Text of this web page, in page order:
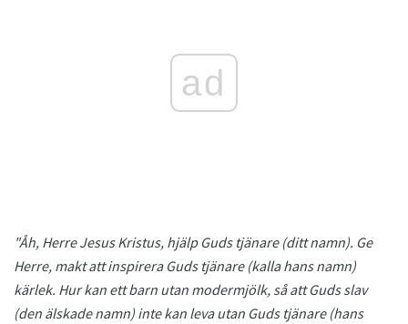
ad
"Åh, Herre Jesus Kristus, hjälp Guds tjänare (ditt namn). Ge
Herre, makt att inspirera Guds tjänare (kalla hans namn)
kärlek. Hur kan ett barn utan modermjölk, så att Guds slav
(den älskade namn) inte kan leva utan Guds tjänare (hans